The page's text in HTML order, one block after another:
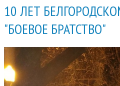
10 ЛЕТ
"БОЕВОЕ БРАТСТВО"